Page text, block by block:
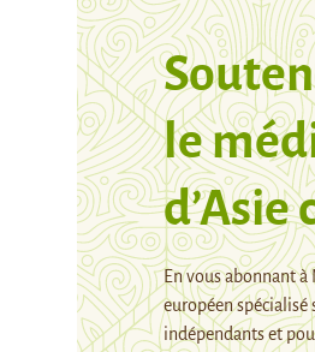
le
d’Asie
En vous abonnant
européen spécialisé
indépendants et